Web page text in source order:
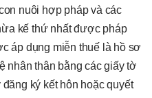
nuôi hợp pháp và các
kế thứ nhất được pháp
áp dụng miễn thuế là hồ sơ
nhân thân bằng các giấy tờ
ký kết hôn hoặc quyết